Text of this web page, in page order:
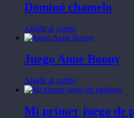
Dominó chamelo
Añadir al carrito
Juego Anne Boony
Añadir al carrito
Mi primer juego de